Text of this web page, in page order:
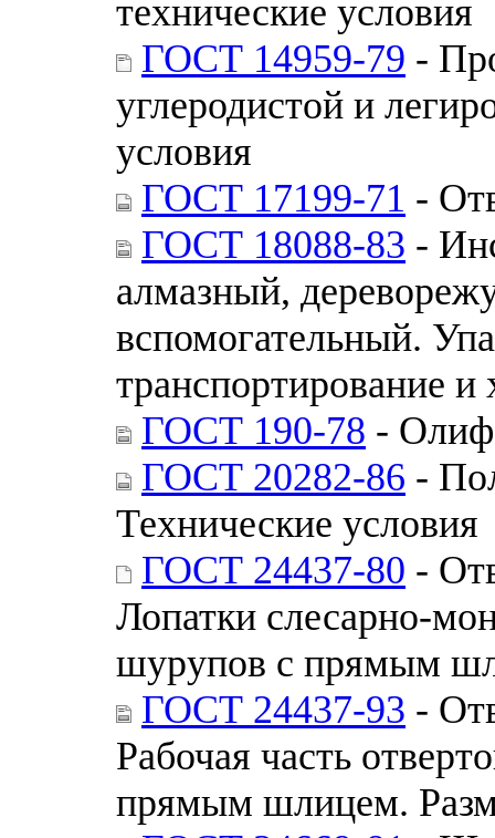
технические условия
ГОСТ 14959-79 -
углеродистой и
условия
ГОСТ 17199-71 -
ГОСТ 18088-83 -
алмазный,
вспомогательный.
транспортирование и
ГОСТ 190-78 -
ГОСТ 20282-86 -
Технические условия
ГОСТ 24437-80 -
Лопатки слесарно-
шурупов с прямым
ГОСТ 24437-93 -
Рабочая часть
прямым шлицем.